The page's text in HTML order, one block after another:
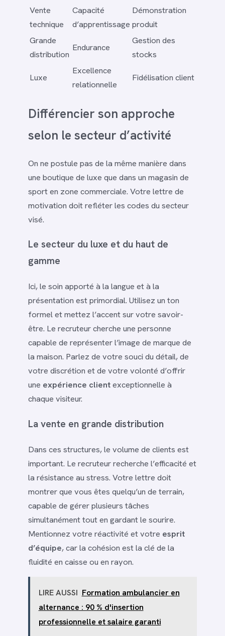
Vente
technique
Capacité
d’apprentissage
Démonstration
produit
Grande
distribution
Endurance
Gestion des
stocks
Luxe
Excellence
relationnelle
Fidélisation client
Différencier son approche
selon le secteur d’activité
On ne postule pas de la même manière dans
une boutique de luxe que dans un magasin de
sport en zone commerciale. Votre lettre de
motivation doit refléter les codes du secteur
visé.
Le secteur du luxe et du haut de
gamme
Ici, le soin apporté à la langue et à la
présentation est primordial. Utilisez un ton
formel et mettez l’accent sur votre savoir-
être. Le recruteur cherche une personne
capable de représenter l’image de marque de
la maison. Parlez de votre souci du détail, de
votre discrétion et de votre volonté d’offrir
une expérience clientexceptionnelle à
chaque visiteur.
La vente en grande distribution
Dans ces structures, le volume de clients est
important. Le recruteur recherche l’efficacité et
la résistance au stress. Votre lettre doit
montrer que vous êtes quelqu’un de terrain,
capable de gérer plusieurs tâches
simultanément tout en gardant le sourire.
Mentionnez votre réactivité et votre esprit
d’équipe, car la cohésion est la clé de la
fluidité en caisse ou en rayon.
LIRE AUSSI Formation ambulancier en
alternance : 90 % d'insertion
professionnelle et salaire garanti